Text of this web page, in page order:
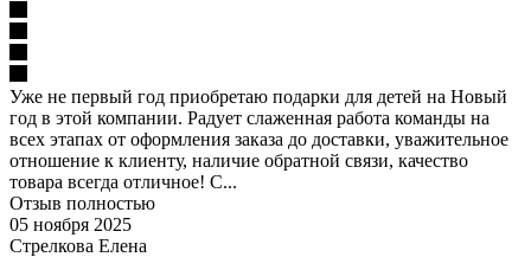
Уже не первый год приобретаю подарки для детей на Новый
год в этой компании. Радует слаженная работа команды на
всех этапах от оформления заказа до доставки, уважительное
отношение к клиенту, наличие обратной связи, качество
товара всегда отличное! С...
Отзыв полностью
05 ноября 2025
Стрелкова Елена